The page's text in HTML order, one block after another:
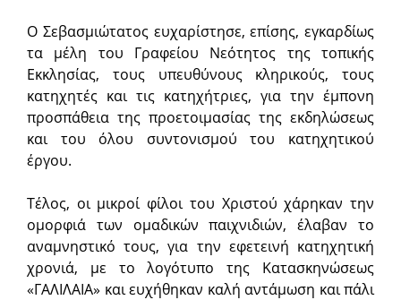
Ο Σεβασμιώτατος ευχαρίστησε, επίσης, εγκαρδίως
τα μέλη του Γραφείου Νεότητος της τοπικής
Εκκλησίας, τους υπευθύνους κληρικούς, τους
κατηχητές και τις κατηχήτριες, για την έμπονη
προσπάθεια της προετοιμασίας της εκδηλώσεως
και του όλου συντονισμού του κατηχητικού
έργου.
Τέλος, οι μικροί φίλοι του Χριστού χάρηκαν την
ομορφιά των ομαδικών παιχνιδιών, έλαβαν το
αναμνηστικό τους, για την εφετεινή κατηχητική
χρονιά, με το λογότυπο της Κατασκηνώσεως
«ΓΑΛΙΛΑΙΑ» και ευχήθηκαν καλή αντάμωση και πάλι